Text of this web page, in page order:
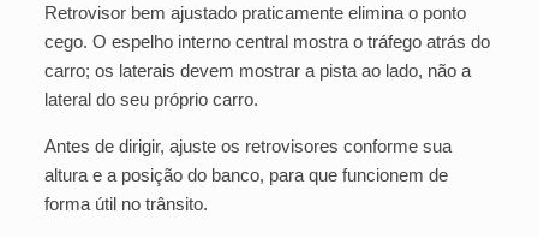
Retrovisor bem ajustado praticamente elimina o ponto
cego. O espelho interno central mostra o tráfego atrás do
carro; os laterais devem mostrar a pista ao lado, não a
lateral do seu próprio carro.
Antes de dirigir, ajuste os retrovisores conforme sua
altura e a posição do banco, para que funcionem de
forma útil no trânsito.